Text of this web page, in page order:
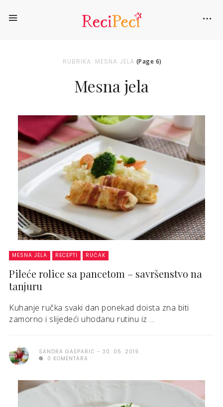
RUBRIKA: MESNA JELA (Page 6)
Mesna jela
MESNA JELA RECEPTI RUČAK
Pileće rolice sa pancetom – savršenstvo na
tanjuru
Kuhanje ručka svaki dan ponekad doista zna biti
zamorno i slijedeći uhodanu rutinu iz ...
SANDRA GAŠPARIĆ
30. 05. 2019.
0 KOMENTARA